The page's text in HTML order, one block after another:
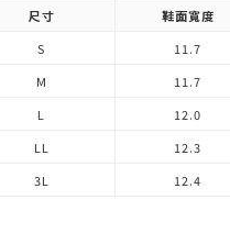
尺寸 鞋面寬度
S
11.7
M
11.7
L
12.0
LL
12.3
3L
12.4